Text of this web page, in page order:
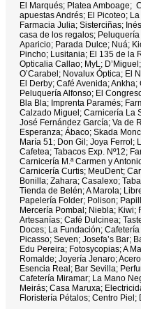
El Marqués; Platea Amboage;
apuestas Andrés; El Picoteo;
Farmacia Julia; Sisterciñas;
casa de los regalos;
Aparicio; Parada Dulce; Nuá;
Pincho; Lusitania; El 135 de la
Opticalia Callao; MyL;
O’Carabel; Novalux Óptica; El
El Derby; Café Avenida;
Peluquería Alfonso; El
Bla Bla; Imprenta Paramés;
Calzado Miguel; Carnicería La
José Fernández García; Va de
Esperanza; Ábaco; Skada
María 51; Don Gil; Joya Ferrol;
Cafetea; Tabacos Exp. Nº12;
Carnicería M.ª Carmen y
Carnicería Curtis; MeuDent;
Bonilla; Zahara; Casalexo;
Tienda de Belén; A Marola;
Papelería Folder; Polison;
Mercería Pombal; Niebla; Kiwi;
Artesanías; Café Dulcinea;
Doces; La Fundación;
Picasso; Seven; Josefa’s Bar;
Edu Pereira; Fotosycopias; A
Romalde; Joyería Jenaro;
Esencia Real; Bar Sevilla;
Cafetería Miramar; La Mano
Meirás; Casa Maruxa;
Floristería Pétalos; Centro Piel;